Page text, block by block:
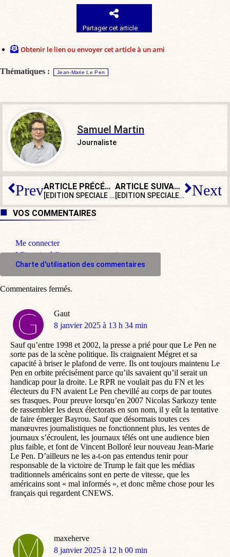
Partager cet article
Obtenir le lien ou envoyer cet article à un ami
Thématiques : Jean-Marie Le Pen
Samuel Martin
Journaliste
Prev ARTICLE PRÉCÉDENT
[EDITION SPECIALE JMLP] «Il est bien tard…» : le testament de JM Le Pen à BV
ARTICLE SUIVANT
[EDITION SPECIALE JMLP] Mort de Le Pen : l’extrême gauche rivalise d’indécence Next
VOS COMMENTAIRES
Me connecter
M'inscrire à l'espace commentaire
Charte d'utilisation des commentaires
Gaut
dit
8 janvier 2025 à 13 h 34 min
Sauf qu’entre 1998 et 2002, la presse a prié pour que Le Pen ne
sorte pas de la scène politique. Ils craignaient Mégret et sa
capacité à briser le plafond de verre. Ils ont toujours maintenu Le
Pen en orbite précisément parce qu’ils savaient qu’il serait un
handicap pour la droite. Le RPR ne voulait pas du FN et les
électeurs du FN avaient Le Pen chevillé au corps de par toutes
ses frasques. Pour preuve lorsqu’en 2007 Nicolas Sarkozy tente
de rassembler les deux électorats en son nom, il y eût la tentative
de faire émerger Bayrou. Sauf que désormais toutes ces
manœuvres journalistiques ne fonctionnent plus, les ventes de
journaux s’écroulent, les journaux télés ont une audience bien
plus faible, et font de Vincent Bolloré leur nouveau Jean-Marie
Le Pen. D’ailleurs ne les a-t-on pas entendus tenir pour
responsable de la victoire de Trump le fait que les médias
traditionnels américains sont en perte de vitesse, que les
américains sont « mal informés », et donc même chose pour les
français qui regardent CNEWS.
maxeherve
dit
8 janvier 2025 à 12 h 00 min
Commentaires fermés.